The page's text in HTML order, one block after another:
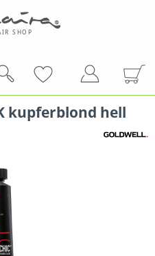
kupferblond hell